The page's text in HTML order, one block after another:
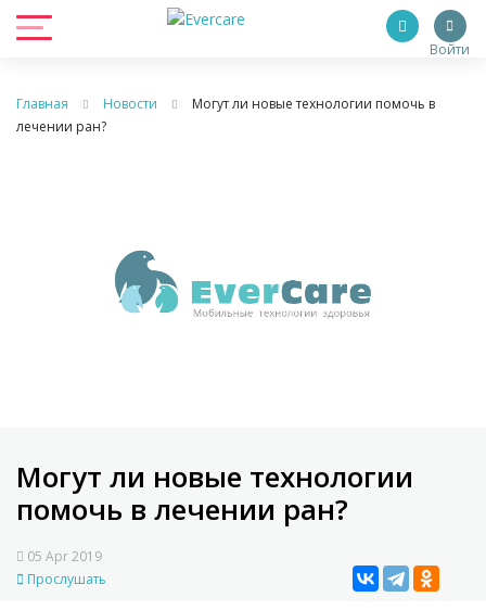
Войти
Главная Новости
Могут ли новые технологии помочь в
лечении ран?
Могут ли новые технологии
помочь в лечении ран?
05 Apr 2019
Прослушать